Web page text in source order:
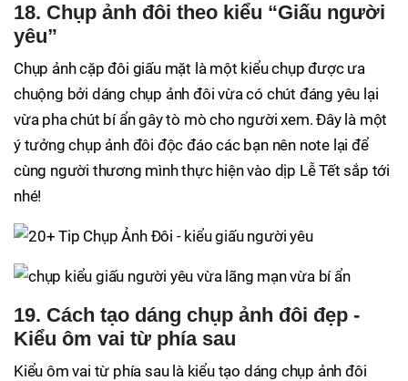
18. Chụp ảnh đôi theo kiểu “Giấu người
yêu”
Chụp ảnh cặp đôi giấu mặt là một kiểu chụp được ưa
chuộng bởi dáng chụp ảnh đôi vừa có chút đáng yêu lại
vừa pha chút bí ẩn gây tò mò cho người xem. Đây là một
ý tưởng chụp ảnh đôi độc đáo các bạn nên note lại để
cùng người thương mình thực hiện vào dịp Lễ Tết sắp tới
nhé!
19. Cách tạo dáng chụp ảnh đôi đẹp -
Kiểu ôm vai từ phía sau
Kiểu ôm vai từ phía sau là kiểu tạo dáng chụp ảnh đôi